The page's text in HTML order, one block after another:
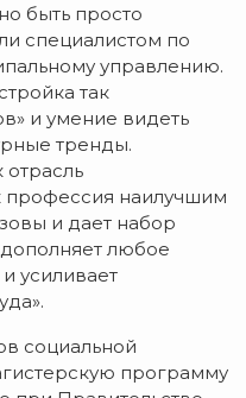
быть просто
специалистом по
управлению.
так
и умение видеть
тренды.
отрасль
профессия наилучшим
и дает набор
любое
усиливает
социальной
программу